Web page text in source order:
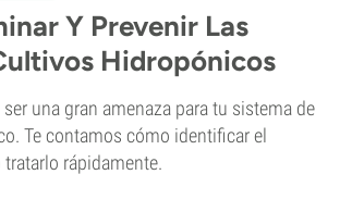
Y Prevenir Las
Hidropónicos
una gran amenaza para tu sistema de
Te contamos cómo identificar el
rápidamente.